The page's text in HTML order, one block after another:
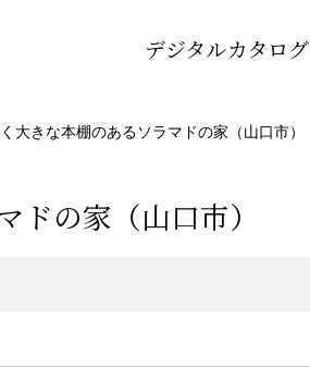
デジタルカタログ
大きな本棚のあるソラマドの家（山口市）
の家（山口市）